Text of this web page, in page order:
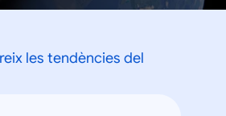
les tendències del